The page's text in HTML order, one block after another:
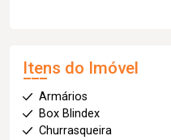
Itens do Imóvel
Armários
Box Blindex
Churrasqueira